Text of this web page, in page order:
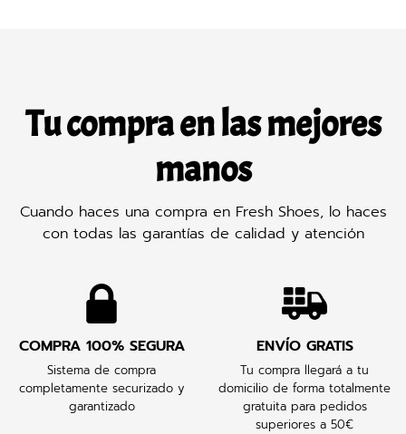
Tu compra en las mejores
manos
Cuando haces una compra en Fresh Shoes, lo haces
con todas las garantías de calidad y atención
COMPRA 100% SEGURA
Sistema de compra
completamente securizado y
garantizado
ENVÍO GRATIS
Tu compra llegará a tu
domicilio de forma totalmente
gratuita para pedidos
superiores a 50€